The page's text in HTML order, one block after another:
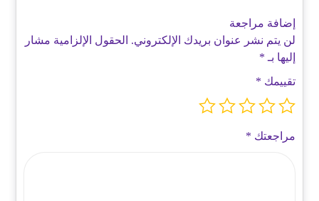
إضافة مراجعة
لن يتم نشر عنوان بريدك الإلكتروني. الحقول الإلزامية مشار
إليها بـ *
تقييمك *
مراجعتك *